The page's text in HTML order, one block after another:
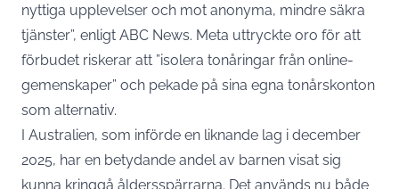
nyttiga upplevelser och mot anonyma, mindre säkra
tjänster”, enligt ABC News. Meta uttryckte oro för att
förbudet riskerar att ”isolera tonåringar från online-
gemenskaper” och pekade på sina egna tonårskonton
som alternativ.
I Australien, som införde en liknande lag i december
2025, har en betydande andel av barnen visat sig
kunna kringgå åldersspärrarna. Det används nu både